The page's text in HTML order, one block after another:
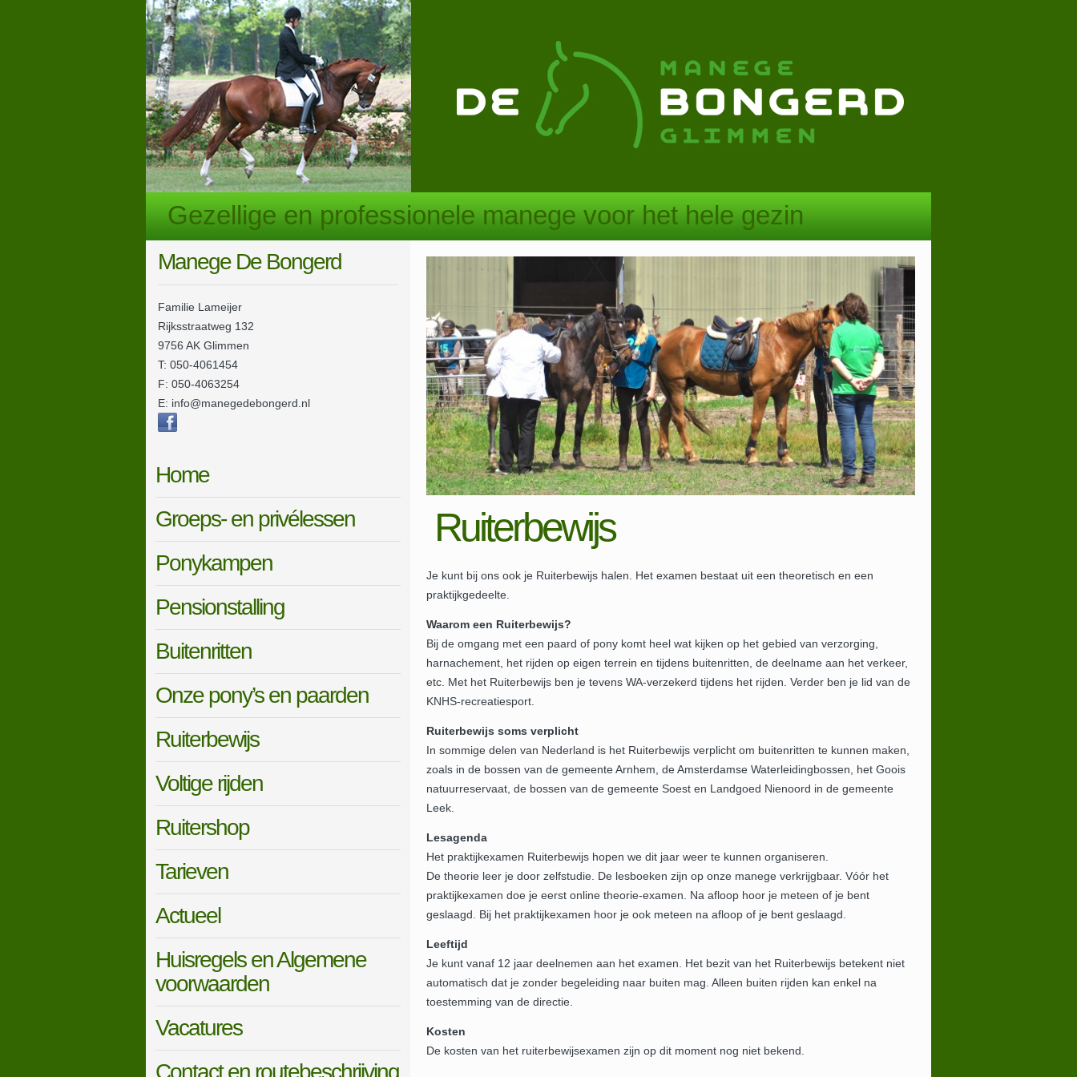
Gezellige en professionele manege voor het hele gezin
Manege De Bongerd
Familie Lameijer
Rijksstraatweg 132
9756 AK Glimmen
T: 050-4061454
F: 050-4063254
E: info@manegedebongerd.nl
Home
Groeps- en privélessen
Ponykampen
Pensionstalling
Buitenritten
Onze pony’s en paarden
Ruiterbewijs
Voltige rijden
Ruitershop
Tarieven
Actueel
Huisregels en Algemene
voorwaarden
Vacatures
Contact en routebeschrijving
Ruiterbewijs
Je kunt bij ons ook je Ruiterbewijs halen. Het examen bestaat uit een theoretisch en een
praktijkgedeelte.
Waarom een Ruiterbewijs?
Bij de omgang met een paard of pony komt heel wat kijken op het gebied van verzorging,
harnachement, het rijden op eigen terrein en tijdens buitenritten, de deelname aan het verkeer,
etc. Met het Ruiterbewijs ben je tevens WA-verzekerd tijdens het rijden. Verder ben je lid van de
KNHS-recreatiesport.
Ruiterbewijs soms verplicht
In sommige delen van Nederland is het Ruiterbewijs verplicht om buitenritten te kunnen maken,
zoals in de bossen van de gemeente Arnhem, de Amsterdamse Waterleidingbossen, het Goois
natuurreservaat, de bossen van de gemeente Soest en Landgoed Nienoord in de gemeente
Leek.
Lesagenda
Het praktijkexamen Ruiterbewijs hopen we dit jaar weer te kunnen organiseren.
De theorie leer je door zelfstudie. De lesboeken zijn op onze manege verkrijgbaar. Vóór het
praktijkexamen doe je eerst online theorie-examen. Na afloop hoor je meteen of je bent
geslaagd. Bij het praktijkexamen hoor je ook meteen na afloop of je bent geslaagd.
Leeftijd
Je kunt vanaf 12 jaar deelnemen aan het examen. Het bezit van het Ruiterbewijs betekent niet
automatisch dat je zonder begeleiding naar buiten mag. Alleen buiten rijden kan enkel na
toestemming van de directie.
Kosten
De kosten van het ruiterbewijsexamen zijn op dit moment nog niet bekend.